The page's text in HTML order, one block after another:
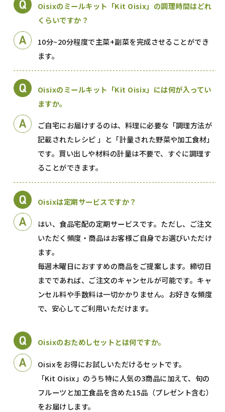
Oisixのミールキット「Kit Oisix」の調理時間はどれ
くらいですか？
10分~20分程度で主菜+副菜を完成させることができ
ます。
Oisixのミールキット「Kit Oisix」には何が入ってい
ますか。
ご自宅にお届けするのは、料理に必要な「調理方法が
記載されたレシピ 」と「計量された野菜や加工食材」
です。買い出しや材料の計量は不要で、すぐに調理す
ることができます。
Oisixは定期サービスですか？
はい、食品宅配の定期サービスです。ただし、ご注文
いただく頻度・商品はお客様ご自身でお選びいただけ
ます。
毎週木曜日におすすめの商品をご提案します。締切日
までであれば、ご注文のキャンセルが可能です。キャ
ンセル料や手数料は一切かかりません。お好きな頻度
で、安心してご利用いただけます。
Oisixのおためしセットとは何ですか。
Oisixをお得にお試しいただけるセットです。
「Kit Oisix」のうち特に人気の3商品に加えて、旬の
フルーツと加工食品を含めた15品（プレゼント含む）
をお届けします。